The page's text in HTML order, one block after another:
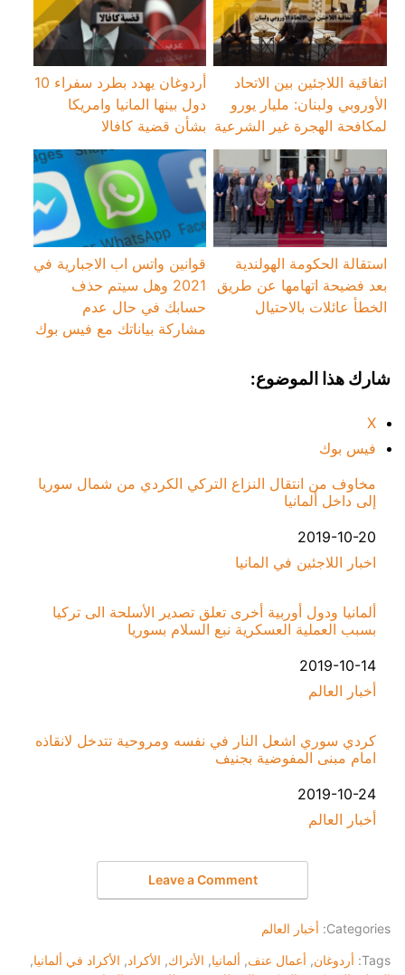
اتفاقية اللاجئين بين الاتحاد
الأوروبي ولبنان: مليار يورو
لمكافحة الهجرة غير الشرعية
أردوغان يهدد بطرد سفراء 10
دول بينها المانيا وامريكا
بشأن قضية كافالا
استقالة الحكومة الهولندية
بعد فضيحة اتهامها عن طريق
الخطأ عائلات بالاحتيال
قوانين واتس اب الاجبارية في
2021 وهل سيتم حذف
حسابك في حال عدم
مشاركة بياناتك مع فيس بوك
شارك هذا الموضوع:
X
فيس بوك
مخاوف من انتقال النزاع التركي الكردي من شمال سوريا
إلى داخل ألمانيا
التاريخ
2019-10-20
في ما يتعلق بما يأتي
اخبار اللاجئين في المانيا
ألمانيا ودول أوربية أخرى تعلق تصدير الأسلحة الى تركيا
بسبب العملية العسكرية نبع السلام بسوريا
التاريخ
2019-10-14
في ما يتعلق بما يأتي
أخبار العالم
كردي سوري اشعل النار في نفسه ومروحية تتدخل لانقاذه
امام مبنى المفوضية بجنيف
التاريخ
2019-10-24
في ما يتعلق بما يأتي
أخبار العالم
Leave a Comment
Categories: أخبار العالم
Tags: أردوغان, أعمال عنف, ألمانيا, الأتراك, الأكراد, الأكراد في ألمانيا,